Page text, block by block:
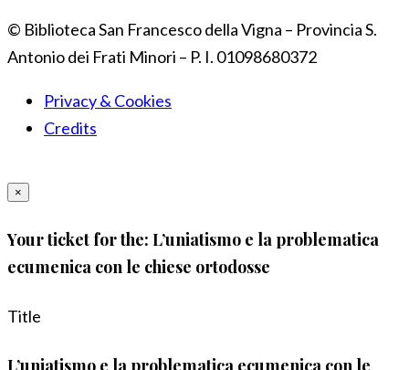
© Biblioteca San Francesco della Vigna – Provincia S.
Antonio dei Frati Minori – P. I. 01098680372
Privacy & Cookies
Credits
×
Your ticket for the: L’uniatismo e la problematica
ecumenica con le chiese ortodosse
Title
L’uniatismo e la problematica ecumenica con le